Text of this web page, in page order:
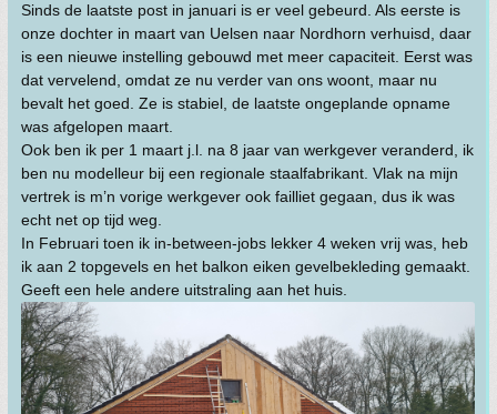
Sinds de laatste post in januari is er veel gebeurd. Als eerste is
onze dochter in maart van Uelsen naar Nordhorn verhuisd, daar
is een nieuwe instelling gebouwd met meer capaciteit. Eerst was
dat vervelend, omdat ze nu verder van ons woont, maar nu
bevalt het goed. Ze is stabiel, de laatste ongeplande opname
was afgelopen maart.
Ook ben ik per 1 maart j.l. na 8 jaar van werkgever veranderd, ik
ben nu modelleur bij een regionale staalfabrikant. Vlak na mijn
vertrek is m’n vorige werkgever ook failliet gegaan, dus ik was
echt net op tijd weg.
In Februari toen ik in-between-jobs lekker 4 weken vrij was, heb
ik aan 2 topgevels en het balkon eiken gevelbekleding gemaakt.
Geeft een hele andere uitstraling aan het huis.